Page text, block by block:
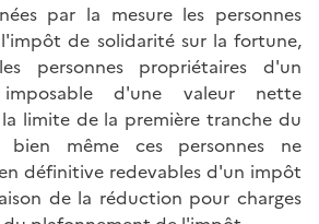
par la mesure les personnes
l'impôt de solidarité sur la fortune,
personnes propriétaires d'un
d'une valeur nette
limite de la première tranche du
même ces personnes ne
définitive redevables d'un impôt
de la réduction pour charges